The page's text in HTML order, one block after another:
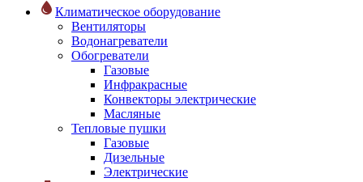
Климатическое оборудование
Вентиляторы
Водонагреватели
Обогреватели
Газовые
Инфракрасные
Конвекторы электрические
Масляные
Тепловые пушки
Газовые
Дизельные
Электрические